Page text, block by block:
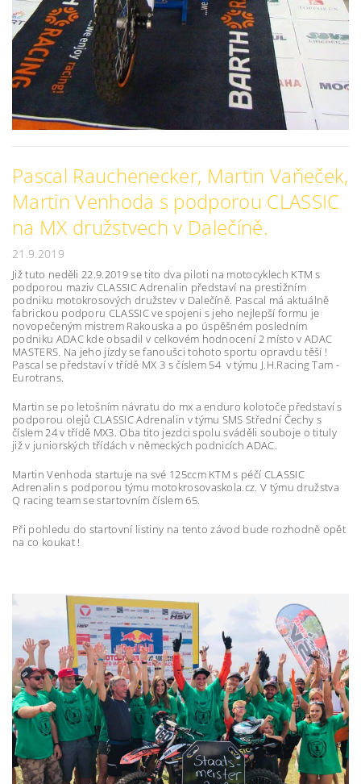
Pascal Rauchenecker, Martin Vaňeček,
Martin Venhoda s podporou CLASSIC
na MX družstvech v Dalečíně.
21.9.2019
Již tuto neděli 22.9.2019 se tito dva piloti na motocyklech KTM s
podporou maziv CLASSIC Adrenalin představí na prestižním
podniku motokrosových družstev v Dalečíně. Pascal má aktuálně
fabrickou podporu CLASSIC ve spojeni s jeho nejlepší formu je
novopečeným mistrem Rakouska a po úspěšném posledním
podniku ADAC kde obsadil v celkovém hodnocení 2 místo v ADAC
MASTERS. Na jeho jízdy se fanoušci tohoto sportu opravdu těší !
Pascal se představí v třídě MX 3 s číslem 54 v týmu J.H.Racing Tam -
Eurotrans.
Martin se po letošním návratu do mx a enduro kolotoče představí s
podporou olejů CLASSIC Adrenalin v týmu SMS Střední Čechy s
číslem 24 v třídě MX3. Oba tito jezdci spolu sváděli souboje o tituly
již v juniorských třídách v německých podnicích ADAC.
Martin Venhoda startuje na své 125ccm KTM s péčí CLASSIC
Adrenalin s podporou týmu motokrosovaskola.cz. V týmu družstva
Q racing team se startovním číslem 65.
Při pohledu do startovní listiny na tento závod bude rozhodně opět
na co koukat !